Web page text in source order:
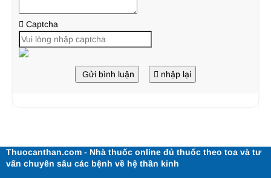
Captcha
Gửi bình luận nhập lại
Thuocanthan.com - Nhà thuốc online đủ thuốc theo toa và tư
vấn chuyên sâu các bệnh về hệ thần kinh